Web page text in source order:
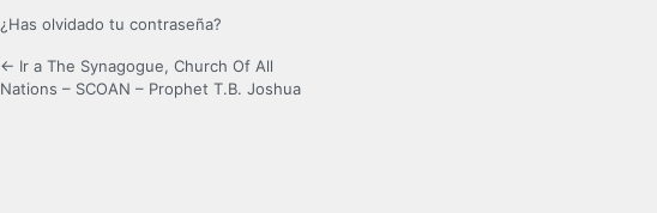
¿Has olvidado tu contraseña?
← Ir a The Synagogue, Church Of All
Nations – SCOAN – Prophet T.B. Joshua